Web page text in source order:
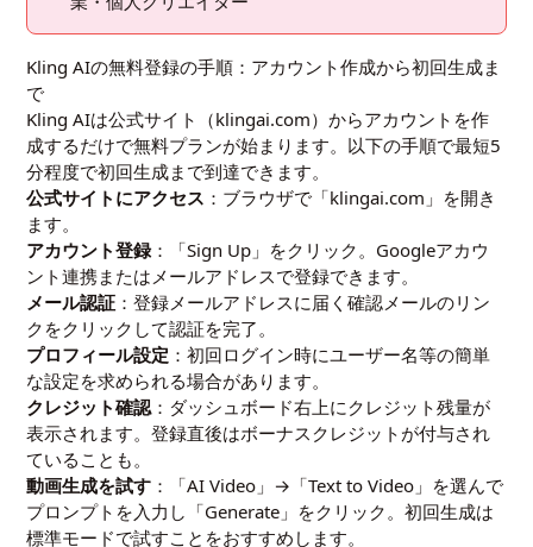
Kling AIの無料登録の手順：アカウント作成から初回生成ま
で
Kling AIは公式サイト（klingai.com）からアカウントを作
成するだけで無料プランが始まります。以下の手順で最短5
分程度で初回生成まで到達できます。
公式サイトにアクセス ：ブラウザで「klingai.com」を開き
ます。
アカウント登録：「Sign Up」をクリック。Googleアカウ
ント連携またはメールアドレスで登録できます。
メール認証 ：登録メールアドレスに届く確認メールのリン
クをクリックして認証を完了。
プロフィール設定 ：初回ログイン時にユーザー名等の簡単
な設定を求められる場合があります。
クレジット確認 ：ダッシュボード右上にクレジット残量が
表示されます。登録直後はボーナスクレジットが付与され
ていることも。
動画生成を試す ：「AI Video」→「Text to Video」を選んで
プロンプトを入力し「Generate」をクリック。初回生成は
標準モードで試すことをおすすめします。